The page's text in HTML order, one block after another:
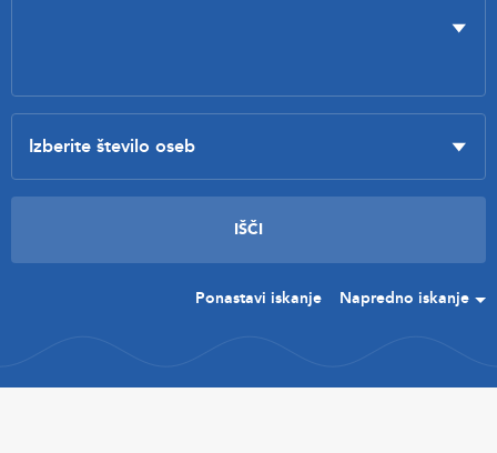
Ponastavi iskanje Napredno iskanje